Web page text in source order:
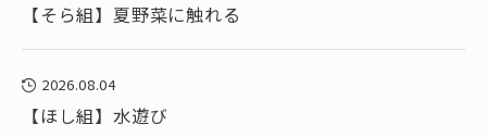
【そら組】夏野菜に触れる
2026.08.04
【ほし組】水遊び